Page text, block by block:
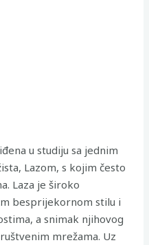
u studiju sa jednim
Lazom, s kojim često
Laza je široko
besprijekornom stilu i
a snimak njihovog
mrežama. Uz